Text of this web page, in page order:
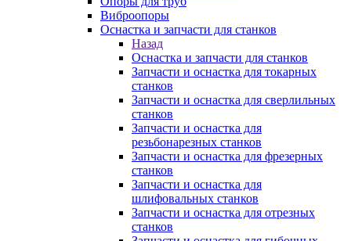
Виброопоры
Оснастка и запчасти для станков
Назад
Оснастка и запчасти для станков
Запчасти и оснастка для токарных
станков
Запчасти и оснастка для сверлильных
станков
Запчасти и оснастка для
резьбонарезных станков
Запчасти и оснастка для фрезерных
станков
Запчасти и оснастка для
шлифовальных станков
Запчасти и оснастка для отрезных
станков